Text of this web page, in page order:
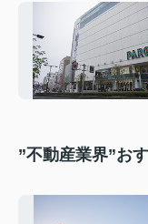
”不動産業界”お